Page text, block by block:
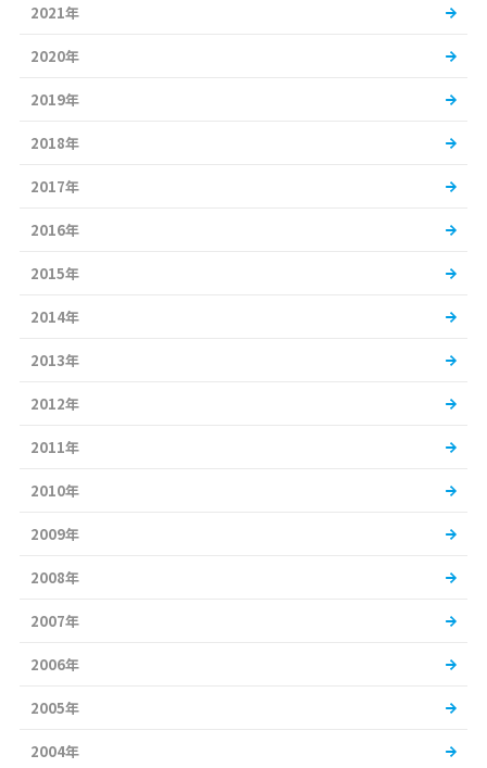
2021年
2020年
2019年
2018年
2017年
2016年
2015年
2014年
2013年
2012年
2011年
2010年
2009年
2008年
2007年
2006年
2005年
2004年